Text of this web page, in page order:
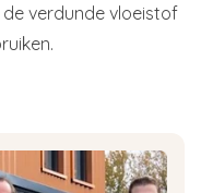
verdunde vloeistof